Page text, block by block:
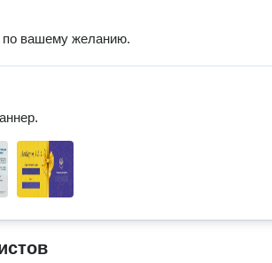
по вашему желанию.